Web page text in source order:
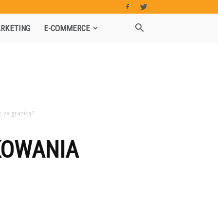
E-COMMERCE
za granicą?